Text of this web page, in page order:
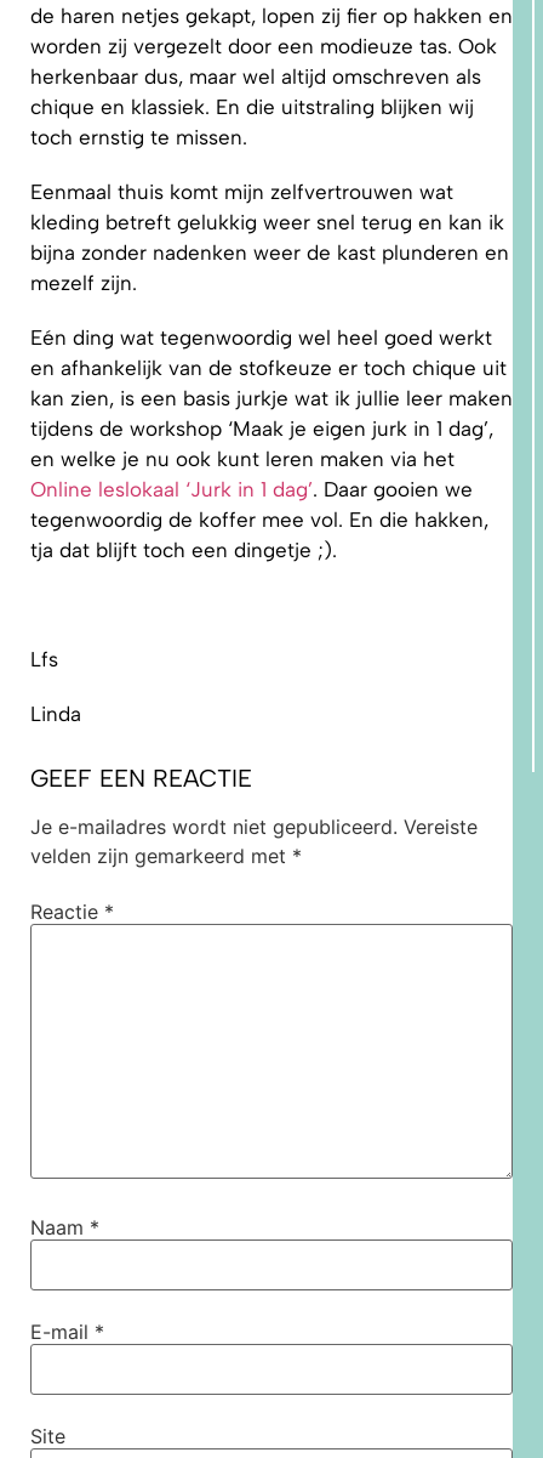
de haren netjes gekapt, lopen zij fier op hakken en
worden zij vergezelt door een modieuze tas. Ook
herkenbaar dus, maar wel altijd omschreven als
chique en klassiek. En die uitstraling blijken wij
toch ernstig te missen.
Eenmaal thuis komt mijn zelfvertrouwen wat
kleding betreft gelukkig weer snel terug en kan ik
bijna zonder nadenken weer de kast plunderen en
mezelf zijn.
Eén ding wat tegenwoordig wel heel goed werkt
en afhankelijk van de stofkeuze er toch chique uit
kan zien, is een basis jurkje wat ik jullie leer maken
tijdens de workshop ‘Maak je eigen jurk in 1 dag’,
en welke je nu ook kunt leren maken via het
Online leslokaal ‘Jurk in 1 dag’. Daar gooien we
tegenwoordig de koffer mee vol. En die hakken,
tja dat blijft toch een dingetje ;).
Lfs
Linda
GEEF EEN REACTIE
Je e-mailadres wordt niet gepubliceerd. Vereiste
velden zijn gemarkeerd met *
Reactie *
Naam *
E-mail *
Site